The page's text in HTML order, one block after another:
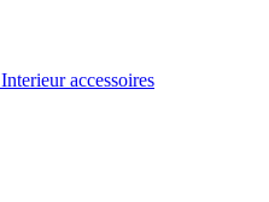
Interieur accessoires